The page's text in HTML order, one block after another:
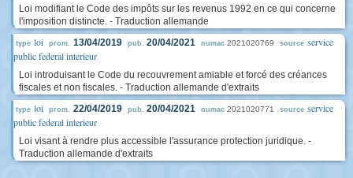
Loi modifiant le Code des impôts sur les revenus 1992 en ce qui concerne
l'imposition distincte. - Traduction allemande
type loi prom. 13/04/2019 pub. 20/04/2021 numac 2021020769 source service
public federal interieur
Loi introduisant le Code du recouvrement amiable et forcé des créances
fiscales et non fiscales. - Traduction allemande d'extraits
type loi prom. 22/04/2019 pub. 20/04/2021 numac 2021020771 source service
public federal interieur
Loi visant à rendre plus accessible l'assurance protection juridique. -
Traduction allemande d'extraits